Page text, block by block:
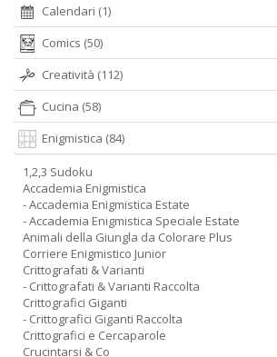
Calendari (1)
Comics (50)
Creatività (112)
Cucina (58)
Enigmistica (84)
1,2,3 Sudoku
Accademia Enigmistica
- Accademia Enigmistica Estate
- Accademia Enigmistica Speciale Estate
Animali della Giungla da Colorare Plus
Corriere Enigmistico Junior
Crittografati & Varianti
- Crittografati & Varianti Raccolta
Crittografici Giganti
- Crittografici Giganti Raccolta
Crittografici e Cercaparole
Crucintarsi & Co